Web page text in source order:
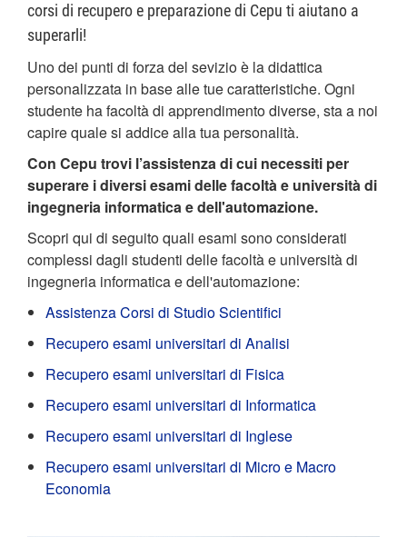
corsi di recupero e preparazione di Cepu ti aiutano a
superarli!
Uno dei punti di forza del sevizio è la didattica
personalizzata in base alle tue caratteristiche. Ogni
studente ha facoltà di apprendimento diverse, sta a noi
capire quale si addice alla tua personalità.
Con Cepu trovi l’assistenza di cui necessiti per
superare i diversi esami delle facoltà e università di
ingegneria informatica e dell'automazione.
Scopri qui di seguito quali esami sono considerati
complessi dagli studenti delle facoltà e università di
ingegneria informatica e dell'automazione:
Assistenza Corsi di Studio Scientifici
Recupero esami universitari di Analisi
Recupero esami universitari di Fisica
Recupero esami universitari di Informatica
Recupero esami universitari di Inglese
Recupero esami universitari di Micro e Macro
Economia